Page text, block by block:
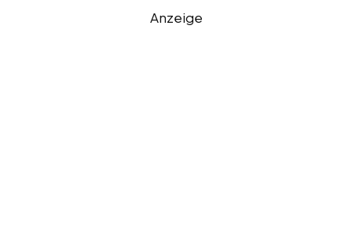
Anzeige